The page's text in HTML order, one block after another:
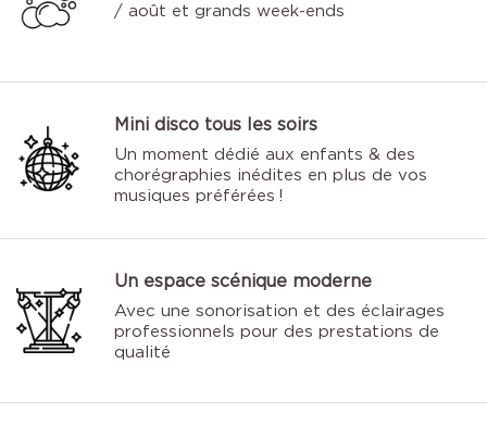
/ août et grands week-ends
Mini disco tous les soirs
Un moment dédié aux enfants & des
chorégraphies inédites en plus de vos
musiques préférées !
Un espace scénique moderne
Avec une sonorisation et des éclairages
professionnels pour des prestations de
qualité